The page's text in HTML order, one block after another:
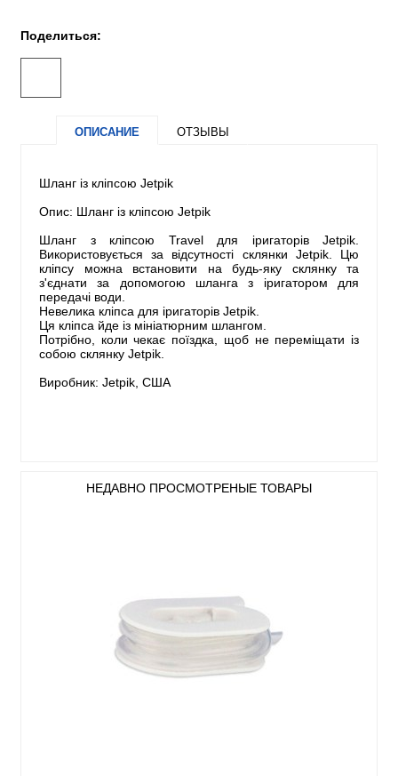
Поделиться:
ОПИСАНИЕ ОТЗЫВЫ
Шланг із кліпсою Jetpik
Опис: Шланг із кліпсою Jetpik
Шланг з кліпсою Travel для іригаторів Jetpik.
Використовується за відсутності склянки Jetpik. Цю
кліпсу можна встановити на будь-яку склянку та
з'єднати за допомогою шланга з іригатором для
передачі води.
Невелика кліпса для іригаторів Jetpik.
Ця кліпса йде із мініатюрним шлангом.
Потрібно, коли чекає поїздка, щоб не переміщати із
собою склянку Jetpik.
Виробник: Jetpik, США
НЕДАВНО ПРОСМОТРЕНЫЕ ТОВАРЫ